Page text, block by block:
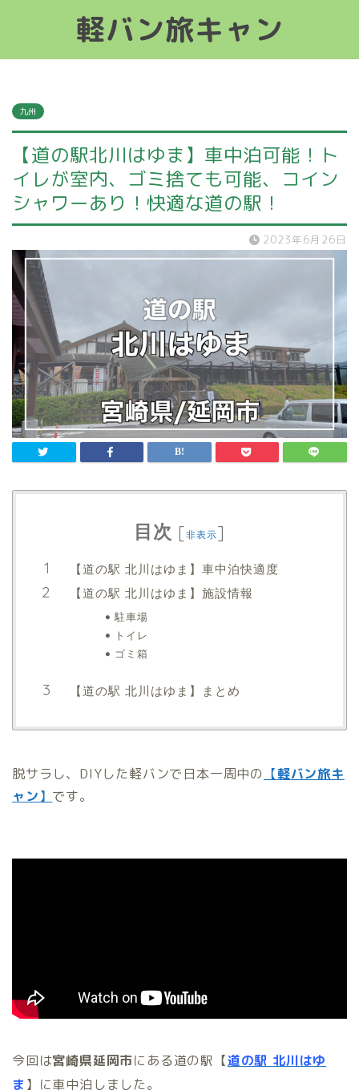
軽バン旅キャン
九州
【道の駅北川はゆま】車中泊可能！ト
イレが室内、ゴミ捨ても可能、コイン
シャワーあり！快適な道の駅！
2023年6月26日
目次 [非表示]
【道の駅 北川はゆま】車中泊快適度
【道の駅 北川はゆま】施設情報
駐車場
トイレ
ゴミ箱
【道の駅 北川はゆま】まとめ
脱サラし、DIYした軽バンで日本一周中の 【軽バン旅キ
ャン】 です。
今回は宮崎県延岡市にある道の駅【道の駅 北川はゆ
ま 】に車中泊しました。